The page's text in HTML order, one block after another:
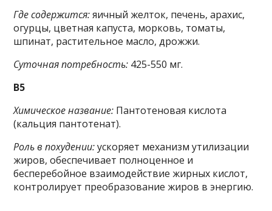
Где содержится:яичный желток, печень, арахис,
огурцы, цветная капуста, морковь, томаты,
шпинат, растительное масло, дрожжи.
Суточная потребность: 425-550 мг.
B5
Химическое название: Пантотеновая кислота
(кальция пантотенат).
Роль в похудении:ускоряет механизм утилизации
жиров, обеспечивает полноценное и
бесперебойное взаимодействие жирных кислот,
контролирует преобразование жиров в энергию.